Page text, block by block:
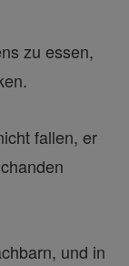
zu essen,
fallen, er
und in